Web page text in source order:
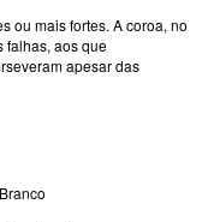
ou mais fortes. A coroa, no
falhas, aos que
apesar das